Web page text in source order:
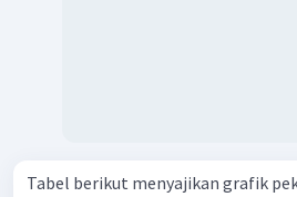
Tabel berikut menyajikan grafik